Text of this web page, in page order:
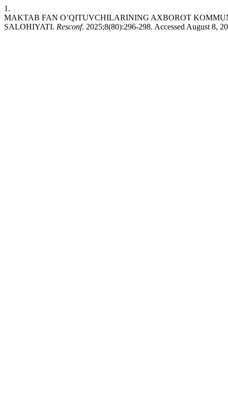
1.
MAKTAB FAN O’QITUVCHILARINING AXBOROT
SALOHIYATI. Resconf. 2025;8(80):296-298. Accessed August 8,